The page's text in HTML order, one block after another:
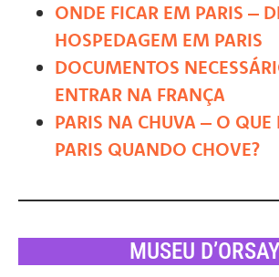
ONDE FICAR EM PARIS –
HOSPEDAGEM EM PARIS
DOCUMENTOS
ENTRAR NA FRANÇA
PARIS NA CHUVA – O QUE
PARIS QUANDO CHOVE?
MUSEU D’ORSAY